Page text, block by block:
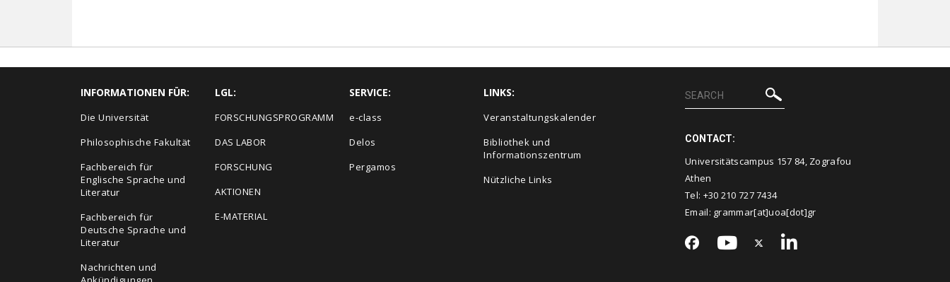
INFORMATIONEN FÜR:
Die Universität
Philosophische Fakultät
Fachbereich für
Englische Sprache und
Literatur
Fachbereich für
Deutsche Sprache und
Literatur
Nachrichten und
LGL:
FORSCHUNGSPROGRAMM
DAS LABOR
FORSCHUNG
AKTIONEN
E-MATERIAL
SERVICE:
e-class
Delos
Pergamos
LINKS:
Veranstaltungskalender
Bibliothek und
Informationszentrum
Nützliche Links
CONTACT:
Universitätscampus 157 84, Zografou
Athen
Tel: +30 210 727 7434
Email: grammar[at]uoa[dot]gr